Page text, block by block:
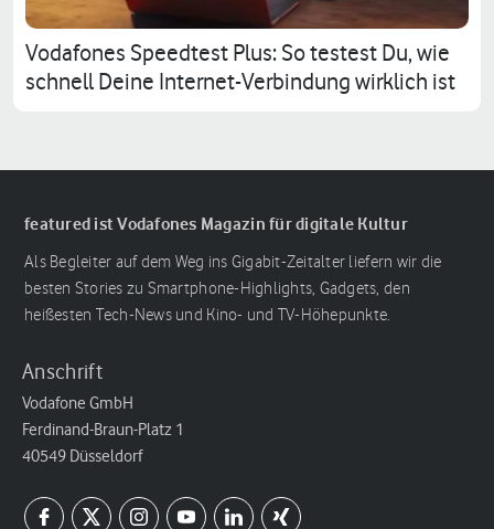
Vodafones Speedtest Plus: So testest Du, wie
schnell Deine Internet-Verbindung wirklich ist
featured ist Vodafones Magazin für digitale Kultur
Als Begleiter auf dem Weg ins Gigabit-Zeitalter liefern wir die
besten Stories zu Smartphone-Highlights, Gadgets, den
heißesten Tech-News und Kino- und TV-Höhepunkte.
Anschrift
Vodafone GmbH
Ferdinand-Braun-Platz 1
40549 Düsseldorf